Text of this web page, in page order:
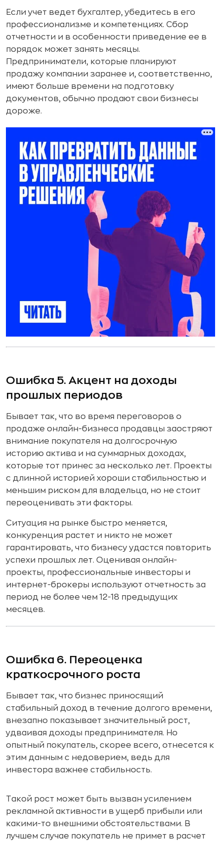
Если учет ведет бухгалтер, убедитесь в его
профессионализме и компетенциях. Сбор
отчетности и в особенности приведение ее в
порядок может занять месяцы.
Предприниматели, которые планируют
продажу компании заранее и, соответственно,
имеют больше времени на подготовку
документов, обычно продают свои бизнесы
дороже.
Ошибка 5. Акцент на доходы
прошлых периодов
Бывает так, что во время переговоров о
продаже онлайн-бизнеса продавцы заостряют
внимание покупателя на долгосрочную
историю актива и на суммарных доходах,
которые тот принес за несколько лет. Проекты
с длинной историей хороши стабильностью и
меньшим риском для владельца, но не стоит
переоценивать эти факторы.
Ситуация на рынке быстро меняется,
конкуренция растет и никто не может
гарантировать, что бизнесу удастся повторить
успехи прошлых лет. Оценивая онлайн-
проекты, профессиональные инвесторы и
интернет-брокеры используют отчетность за
период не более чем 12-18 предыдущих
месяцев.
Ошибка 6. Переоценка
краткосрочного роста
Бывает так, что бизнес приносящий
стабильный доход в течение долгого времени,
внезапно показывает значительный рост,
удваивая доходы предпринимателя. Но
опытный покупатель, скорее всего, отнесется к
этим данным с недоверием, ведь для
инвестора важнее стабильность.
Такой рост может быть вызван усилением
рекламной активности в ущерб прибыли или
какими-то внешними обстоятельствами. В
лучшем случае покупатель не примет в расчет